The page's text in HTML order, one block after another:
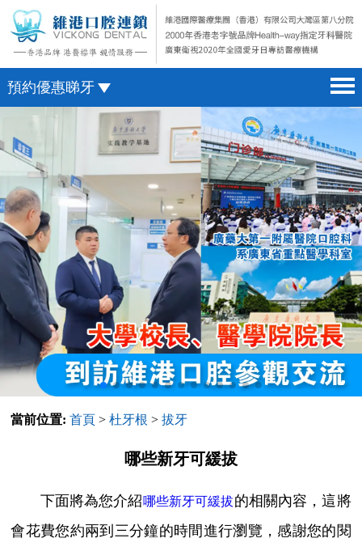
預約優惠睇牙
首頁 home page
醫院簡介 hospital introduction
醫生介紹 doctor introduction
醫療新聞 medical news
種植牙 dental implant
箍牙 orthodontics
收費標準 change standard
預約牙醫 contact us
微信預約
WhatsApp預約
當前位置: 首頁 >杜牙根 >拔牙
哪些新牙可緩拔
下面將為您介紹哪些新牙可緩拔的相關內容，這將
會花費您約兩到三分鐘的時間進行瀏覽，感謝您的閱